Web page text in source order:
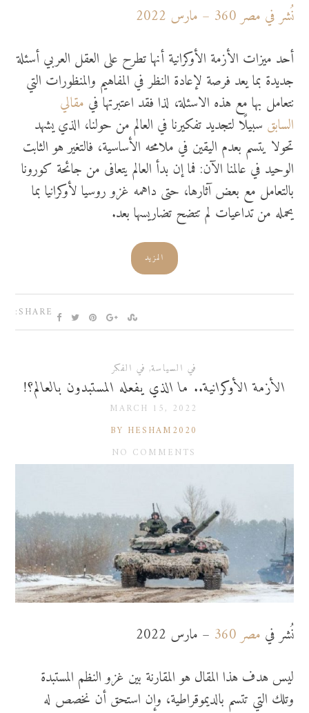
نُشر في مصر 360 – مارس 2022
أحد ميزات الأزمة الأوكرانية أنها تطرح على العقل العربي أسئلة
جديدة بما يعد فرصة لإعادة النظر في المفاهيم والمنظورات التي
نتعامل بها مع هذه الاسئلة، لذا فقد اعتبرتها في مقالي
السابق سبيلًا لتجديد تفكيرنا في العالم من حولنا، الذي يشهد
تحولا يتسم بعدم اليقين في ملامحه الأساسية، فالتغير هو الثابت
الوحيد في عالمنا الآن: فما إن بدأ العالم يتعافى من جائحة كورونا
بالتعامل مع بعض آثارها، حتى داهمه غزو روسيا لأوكرانيا بما
يحمله من تداعيات لم تتضح تضاريسها بعد.
المزيد
SHARE:
في السياسة, في الفكر
الأزمة الأوكرانية.. ما الذي يفعله المستبدون بالعالم؟!
MARCH 15, 2022
BY HESHAM2020
NO COMMENTS
نُشر في مصر 360
– مارس 2022
ليس هدف هذا المقال هو المقارنة بين غزو النظم المستبدة
وتلك التي تتسم بالديموقراطية، وإن استحق أن نخصص له